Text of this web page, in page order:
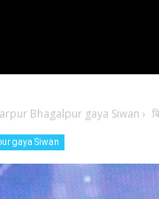
Bhagalpur gaya Siwan ›
gaya Siwan